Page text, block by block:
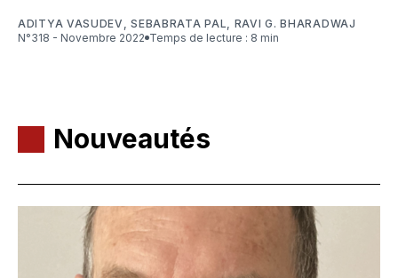
ADITYA VASUDEV ,SEBABRATA PAL
RAVI G. BHARADWAJ
N°318 - Novembre 2022
Temps de lecture : 8 min
Nouveautés